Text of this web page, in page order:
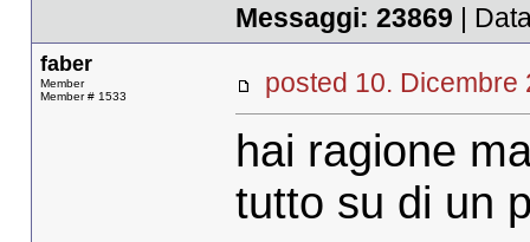
Messaggi: 23869 |
faber
Member
Member # 1533
posted 10.
hai ragione
tutto su di un